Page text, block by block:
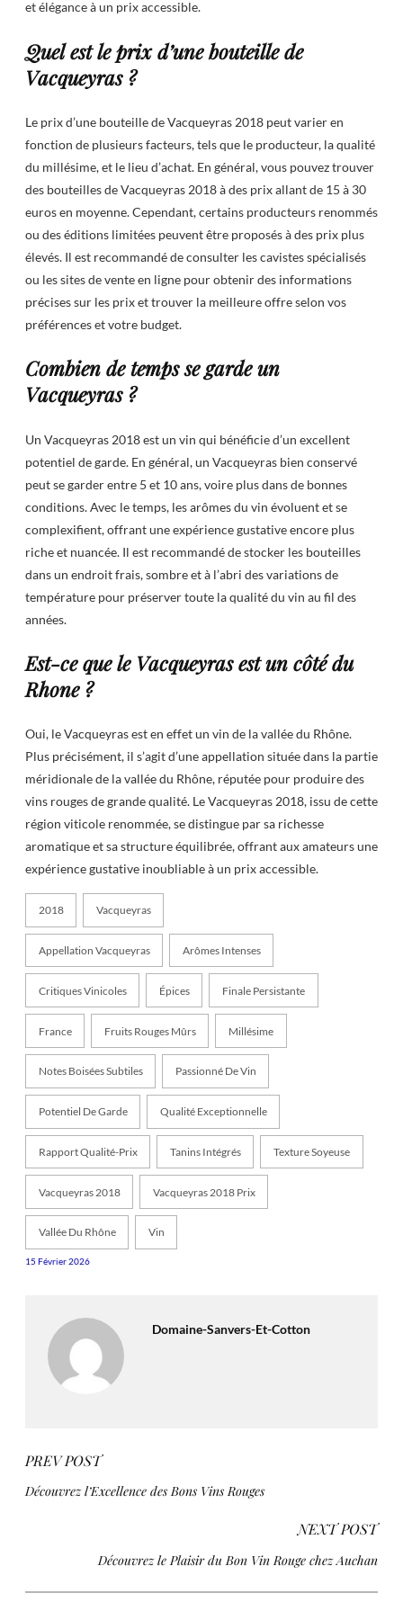
et élégance à un prix accessible.
Quel est le prix d’une bouteille de
Vacqueyras ?
Le prix d’une bouteille de Vacqueyras 2018 peut varier en
fonction de plusieurs facteurs, tels que le producteur, la qualité
du millésime, et le lieu d’achat. En général, vous pouvez trouver
des bouteilles de Vacqueyras 2018 à des prix allant de 15 à 30
euros en moyenne. Cependant, certains producteurs renommés
ou des éditions limitées peuvent être proposés à des prix plus
élevés. Il est recommandé de consulter les cavistes spécialisés
ou les sites de vente en ligne pour obtenir des informations
précises sur les prix et trouver la meilleure offre selon vos
préférences et votre budget.
Combien de temps se garde un
Vacqueyras ?
Un Vacqueyras 2018 est un vin qui bénéficie d’un excellent
potentiel de garde. En général, un Vacqueyras bien conservé
peut se garder entre 5 et 10 ans, voire plus dans de bonnes
conditions. Avec le temps, les arômes du vin évoluent et se
complexifient, offrant une expérience gustative encore plus
riche et nuancée. Il est recommandé de stocker les bouteilles
dans un endroit frais, sombre et à l’abri des variations de
température pour préserver toute la qualité du vin au fil des
années.
Est-ce que le Vacqueyras est un côté du
Rhone ?
Oui, le Vacqueyras est en effet un vin de la vallée du Rhône.
Plus précisément, il s’agit d’une appellation située dans la partie
méridionale de la vallée du Rhône, réputée pour produire des
vins rouges de grande qualité. Le Vacqueyras 2018, issu de cette
région viticole renommée, se distingue par sa richesse
aromatique et sa structure équilibrée, offrant aux amateurs une
expérience gustative inoubliable à un prix accessible.
2018 Vacqueyras
Appellation Vacqueyras Arômes Intenses
Critiques Vinicoles Épices Finale Persistante
France Fruits Rouges Mûrs Millésime
Notes Boisées Subtiles Passionné De Vin
Potentiel De Garde Qualité Exceptionnelle
Rapport Qualité-Prix Tanins Intégrés Texture Soyeuse
Vacqueyras 2018 Vacqueyras 2018 Prix
Vallée Du Rhône Vin
15 Février 2026
Domaine-Sanvers-Et-Cotton
PREV POST
Découvrez l’Excellence des Bons Vins Rouges
NEXT POST
Découvrez le Plaisir du Bon Vin Rouge chez Auchan